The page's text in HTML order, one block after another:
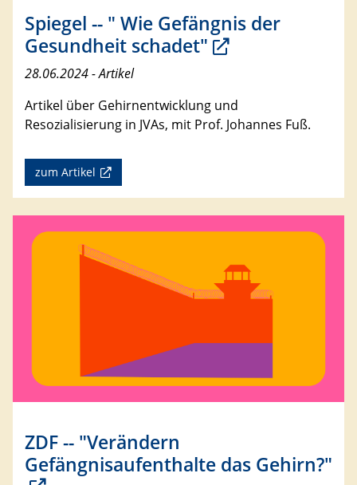
Spiegel -- " Wie Gefängnis der
Gesundheit schadet"
28.06.2024 - Artikel
Artikel über Gehirnentwicklung und
Resozialisierung in JVAs, mit Prof. Johannes Fuß.
zum Artikel
ZDF -- "Verändern
Gefängnisaufenthalte das Gehirn?"